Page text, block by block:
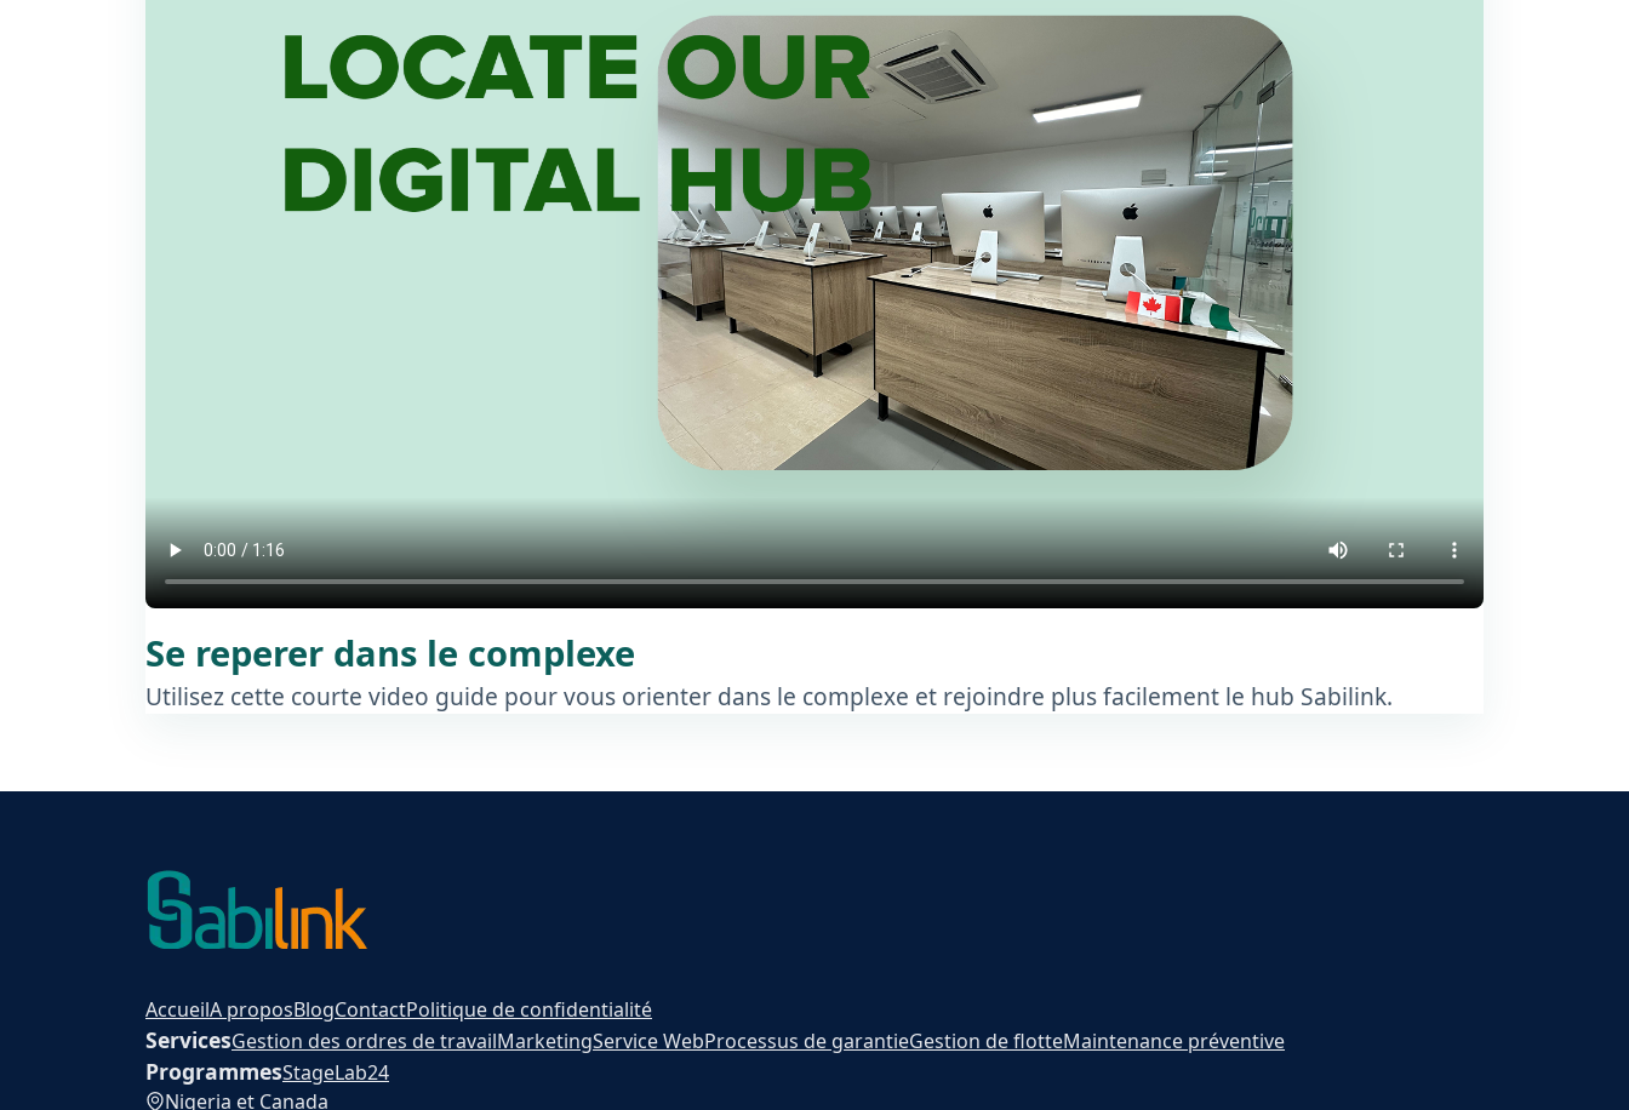
Se reperer dans le complexe
Utilisez cette courte video guide pour vous orienter dans le complexe et rejoindre plus facilement le hub Sabilink.
AccueilA proposBlogContactPolitique de confidentialité
ServicesGestion des ordres de travailMarketingService WebProcessus de garantieGestion de flotteMaintenance préventive
ProgrammesStageLab24
Nigeria et Canada